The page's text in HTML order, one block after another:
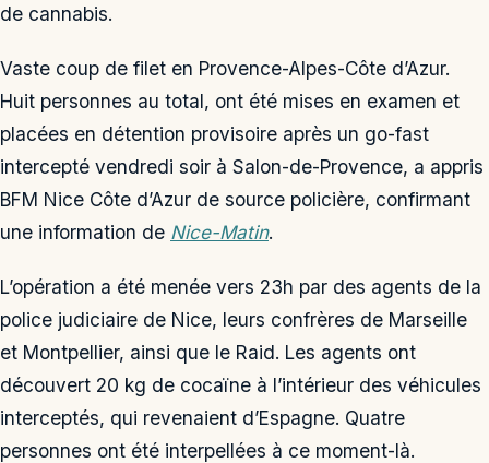
de cannabis.
Vaste coup de filet en Provence-Alpes-Côte d’Azur.
Huit personnes au total, ont été mises en examen et
placées en détention provisoire après un go-fast
intercepté vendredi soir à Salon-de-Provence, a appris
BFM Nice Côte d’Azur de source policière, confirmant
une information de Nice-Matin.
L’opération a été menée vers 23h par des agents de la
police judiciaire de Nice, leurs confrères de Marseille
et Montpellier, ainsi que le Raid. Les agents ont
découvert 20 kg de cocaïne à l’intérieur des véhicules
interceptés, qui revenaient d’Espagne. Quatre
personnes ont été interpellées à ce moment-là.